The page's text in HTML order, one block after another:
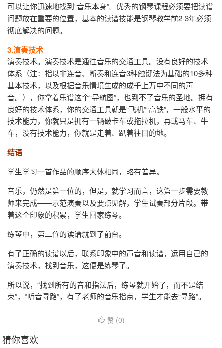
可以让你迅速地找到“音乐本身”。优秀的钢琴课程必须要把读谱
问题放在重要的位置，基本的读谱技能是钢琴教学前2-3年必须
彻底解决的问题。
3.演奏技术
演奏技术。演奏技术是通往音乐的交通工具。没有良好的技术
体系（注：指以非连音、断奏和连音3种触键法为基础的10多种
基本技术，以及根据音乐情境生成的成千上万中不同的声
音。），你拿着乐谱这个“导航图”，也到不了音乐的圣地。拥有
良好的技术体系，你的交通工具就是“飞机”“高铁”，一般水平的
技术能力，你就只是拥有一辆破卡车或拖拉机，再或马车、牛
车，没有技术能力，你就是走着、趴着往目的地。
结语
学生学习一首作品的顺序大体相同，略有差异。
音乐，仍然是第一位的，但是，就学习而言，这第一步需要教
师来完成——示范演奏以及要点见解，学生试奏部分片段。带
着这个印象的积累，学生回家练琴。
练琴中，第二位的读谱就到了前台。
有了正确的读谱以后，联系印象中的声音和读谱，运用自己的
演奏技术，找到音乐，这便是练琴了。
所以说，“找到所有的音和指法后，练琴就开始了，而不是结
束”，“听音寻路”，有了老师的音乐指点，学生才能去“寻路”。
赞 (0)
猜你喜欢